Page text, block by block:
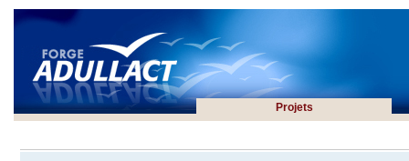
Projets